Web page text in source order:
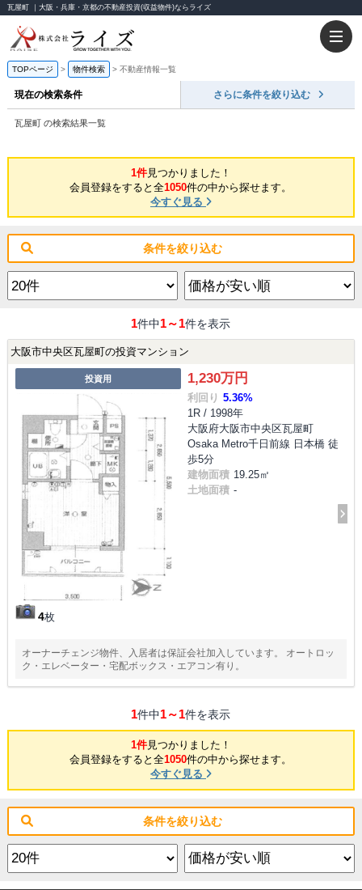
瓦屋町 ｜大阪・兵庫・京都の不動産投資(収益物件)ならライズ
TOPページ 物件検索 不動産情報一覧
現在の検索条件 さらに条件を絞り込む
瓦屋町 の検索結果一覧
1件見つかりました！
会員登録をすると全1050件の中から探せます。
今すぐ見る
条件を絞り込む
1件中1～1件を表示
大阪市中央区瓦屋町の投資マンション
投資用
4枚
1,230万円
利回り 5.36%
1R / 1998年
大阪府大阪市中央区瓦屋町
Osaka Metro千日前線 日本橋 徒
歩5分
建物面積 19.25㎡
土地面積 -
オーナーチェンジ物件、入居者は保証会社加入しています。 オートロッ
ク・エレベーター・宅配ボックス・エアコン有り。
1件中1～1件を表示
1件見つかりました！
会員登録をすると全1050件の中から探せます。
今すぐ見る
条件を絞り込む